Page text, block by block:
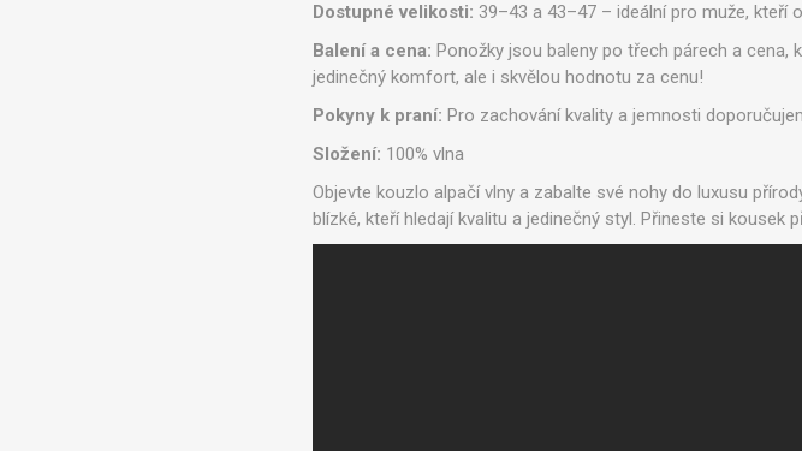
Dostupné velikosti: 39–43 a 43–47 – ideální pro muže, kteří
Balení a cena: Ponožky jsou baleny po třech párech a cena,
jedinečný komfort, ale i skvělou hodnotu za cenu!
Pokyny k praní: Pro zachování kvality a jemnosti
Složení: 100% vlna
Objevte kouzlo alpačí vlny a zabalte své nohy do luxusu
blízké, kteří hledají kvalitu a jedinečný styl. Přineste si kousek